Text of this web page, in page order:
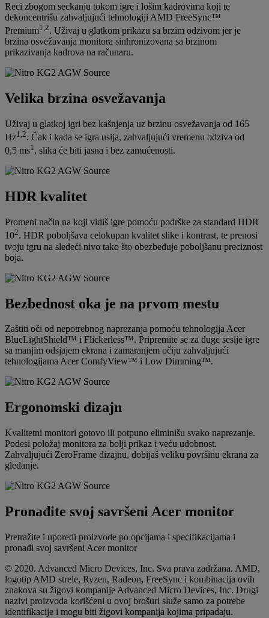
Reci zbogom seckanju tokom igre i lošim kadrovima koji te
dekoncentrišu zahvaljujući tehnologiji AMD FreeSync™
Premium1,2. Uživaj u glatkom prikazu sa brzim odzivom jer je
brzina osvežavanja monitora sinhronizovana sa brzinom
prikazivanja kadrova na računaru.
Velika brzina osvežavanja
Uživaj u glatkoj igri bez kašnjenja uz brzinu osvežavanja od 165
Hz1,2. Čak i kada se igra usija, zahvaljujući vremenu odziva od
0,5 ms1, slika će biti jasna i bez zamućenosti.
HDR kvalitet
Promeni način na koji vidiš igre pomoću podrške za standard HDR
102. HDR poboljšava celokupan kvalitet slike i kontrast, te prenosi
tvoju igru na sledeći nivo tako što obezbeđuje poboljšanu preciznost
boja.
Bezbednost oka je na prvom mestu
Zaštiti oči od nepotrebnog naprezanja pomoću tehnologija Acer
BlueLightShield™ i Flickerless™. Pripremite se za duge sesije igre
sa manjim odsjajem ekrana i zamaranjem očiju zahvaljujući
tehnologijama Acer ComfyView™ i Low Dimming™.
Ergonomski dizajn
Kvalitetni monitori gotovo ili potpuno eliminišu svako naprezanje.
Podesi položaj monitora za bolji prikaz i veću udobnost.
Zahvaljujući ZeroFrame dizajnu, dobijaš veliku površinu ekrana za
gledanje.
Pronađite svoj savršeni Acer monitor
Pretražite i uporedi proizvode po opcijama i specifikacijama i
pronađi svoj savršeni Acer monitor
© 2020. Advanced Micro Devices, Inc. Sva prava zadržana. AMD,
logotip AMD strele, Ryzen, Radeon, FreeSync i kombinacija ovih
znakova su žigovi kompanije Advanced Micro Devices, Inc. Drugi
nazivi proizvoda korišćeni u ovoj brošuri služe samo za potrebe
identifikacije i mogu biti žigovi kompanija kojima pripadaju.